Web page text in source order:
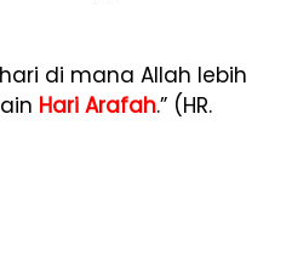
di mana Allah lebih
Hari Arafah.” (HR.